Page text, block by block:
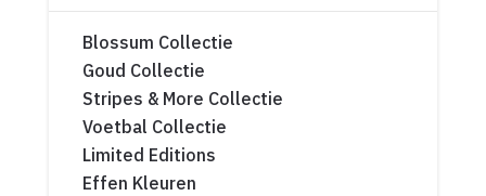
Blossum Collectie
Goud Collectie
Stripes & More Collectie
Voetbal Collectie
Limited Editions
Effen Kleuren